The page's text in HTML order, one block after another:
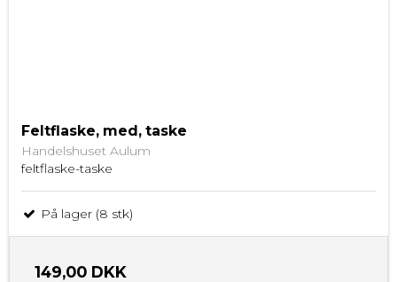
Feltflaske, med, taske
Handelshuset Aulum
feltflaske-taske
På lager (8 stk)
149,00 DKK